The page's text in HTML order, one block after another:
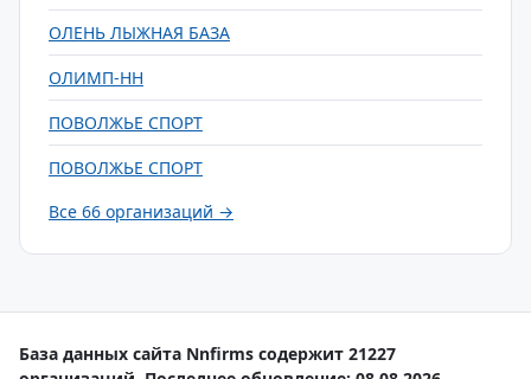
ОЛЕНЬ ЛЫЖНАЯ БАЗА
ОЛИМП-НН
ПОВОЛЖЬЕ СПОРТ
ПОВОЛЖЬЕ СПОРТ
Все 66 организаций →
База данных сайта Nnfirms содержит 21227